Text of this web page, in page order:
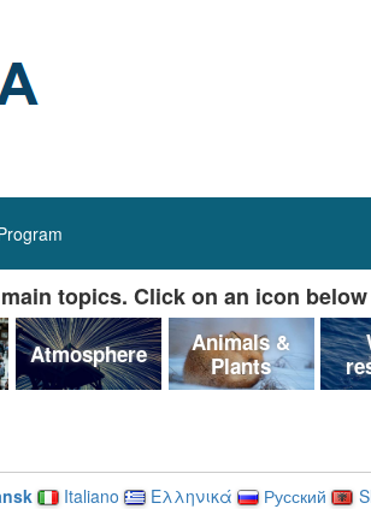
topics. Click on an icon
Atmosphere
Animals &
Plants
Italiano Ελληνικά Русский